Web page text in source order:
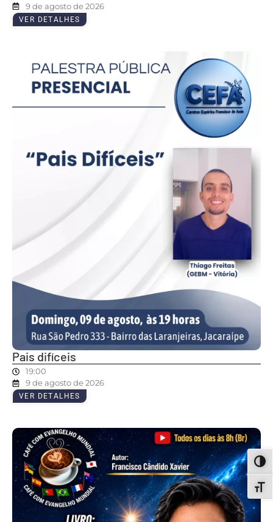
9 de agosto de 2026
VER DETALHES
Pais difíceis
19:00
9 de agosto de 2026
VER DETALHES